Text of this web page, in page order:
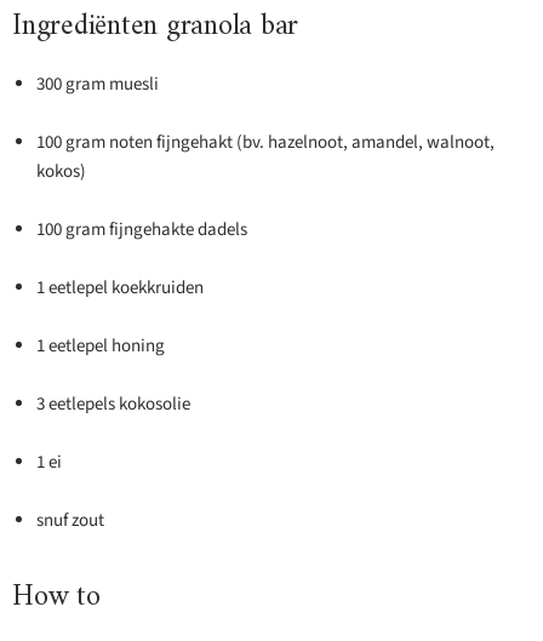
Ingrediënten granola bar
300 gram muesli
100 gram noten fijngehakt (bv. hazelnoot, amandel, walnoot,
kokos)
100 gram fijngehakte dadels
1 eetlepel koekkruiden
1 eetlepel honing
3 eetlepels kokosolie
1 ei
snuf zout
How to